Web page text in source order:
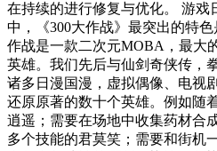
在持续的进行修复与优化。 游
中，《300大作战》最突出的特
作战是一款二次元MOBA，最大
英雄。我们先后与仙剑奇侠传，
诸多日漫国漫，虚拟偶像、电视
还原原著的数十个英雄。例如随
逍遥；需要在场地中收集药材合
多个技能的君莫笑；需要和街机